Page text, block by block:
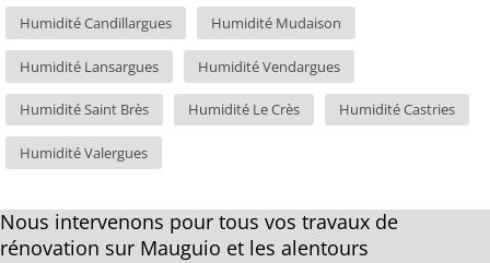
Humidité Candillargues Humidité Mudaison
Humidité Lansargues Humidité Vendargues
Humidité Saint Brès Humidité Le Crès Humidité Castries
Humidité Valergues
Nous intervenons pour tous vos travaux de
rénovation sur Mauguio et les alentours